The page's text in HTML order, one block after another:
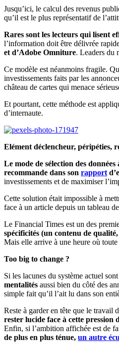
Jusqu’ici, le calcul des revenus
qu’il est le plus représentatif de
Rares sont les lecteurs qui lisent
l’information doit être délivrée
et d’Adobe Omniture. Leaders du
Ce modèle est néanmoins fragile.
investissements faits par les
château de cartes qui menace
Et pourtant, cette méthode est
d’internaute.
Elément déclencheur, péripéties,
Le mode de sélection des
recommande dans son rapport
investissements et de maximiser
Cette solution était impossible à
face à un article depuis un tableau
Le Financial Times est un des
spécificités (un contenu de
Mais elle arrive à une heure où
Too big to change ?
Si les lacunes du système actuel
mentalités aussi bien du côté des
simple fait qu’il l’ait lu dans son
Reste à garder en tête que le travail
rester lucide face à cette pression
Enfin, si l’ambition affichée est de
de plus en plus ténue, un autre